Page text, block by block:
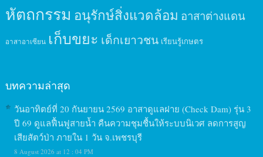
หัตถกรรม อนุรักษ์สิ่งแวดล้อม อาสาต่างแดน
อาสาอาเซียน เก็บขยะ เด็กเยาวชน เรียนรู้เกษตร
บทความล่าสุด
วันอาทิตย์ที่ 20 กันยายน 2569 อาสาดูแลฝาย (Check Dam) รุ่น 3
ปี 69 ดูแลฟื้นฟูสายน้ำ คืนความชุมชื้นให้ระบบนิเวศ ลดการสูญ
เสียสัตว์ป่า ภายใน 1 วัน จ.เพชรบุรี
8 August 2026 at 12 : 04 PM